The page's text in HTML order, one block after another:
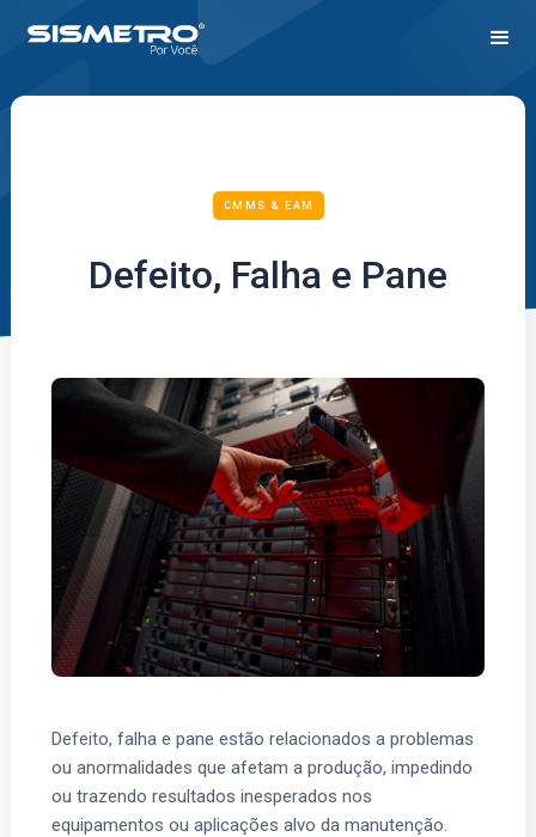
CMMS & EAM
Defeito, Falha e Pane
Defeito, falha e pane estão relacionados a problemas
ou anormalidades que afetam a produção, impedindo
ou trazendo resultados inesperados nos
equipamentos ou aplicações alvo da manutenção.